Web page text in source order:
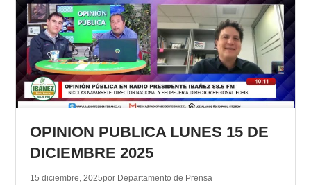
OPINION PUBLICA LUNES 15 DE
DICIEMBRE 2025
15 diciembre, 2025por Departamento de Prensa